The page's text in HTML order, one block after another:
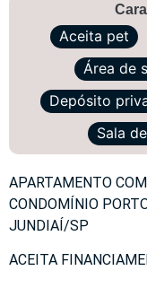
Aceita pet
Área de
Depósito
Sala
APARTAMENTO
CONDOMÍNIO
JUNDIAÍ/SP
ACEITA